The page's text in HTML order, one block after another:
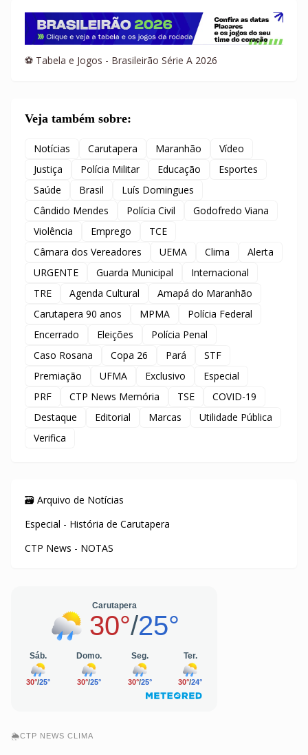
⚽ Tabela e Jogos - Brasileirão Série A 2026
Veja também sobre:
Notícias Carutapera Maranhão
Vídeo
Justiça
Polícia Militar Educação
Esportes
Saúde
Brasil
Luís Domingues
Cândido Mendes
Polícia Civil
Godofredo Viana
Violência
Emprego
TCE
Câmara dos Vereadores
UEMA Clima
Alerta
URGENTE
Guarda Municipal
Internacional
TRE
Agenda Cultural
Amapá do Maranhão
Carutapera 90 anos
MPMA
Polícia Federal
Encerrado
Eleições
Polícia Penal
Caso Rosana
Copa 26 Pará
STF
Premiação
UFMA Exclusivo
Especial
PRF
CTP News Memória TSE
COVID-19
Destaque
Editorial Marcas
Utilidade Pública
Verifica
🗃️ Arquivo de Notícias
Especial - História de Carutapera
CTP News - NOTAS
🌦️CTP NEWS CLIMA